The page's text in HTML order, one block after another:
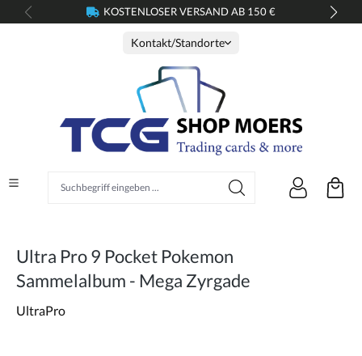
springen KOSTENLOSER VERSAND AB 150 €
Kontakt/Standorte
Ultra Pro 9 Pocket Pokemon
Sammelalbum - Mega Zyrgade
UltraPro